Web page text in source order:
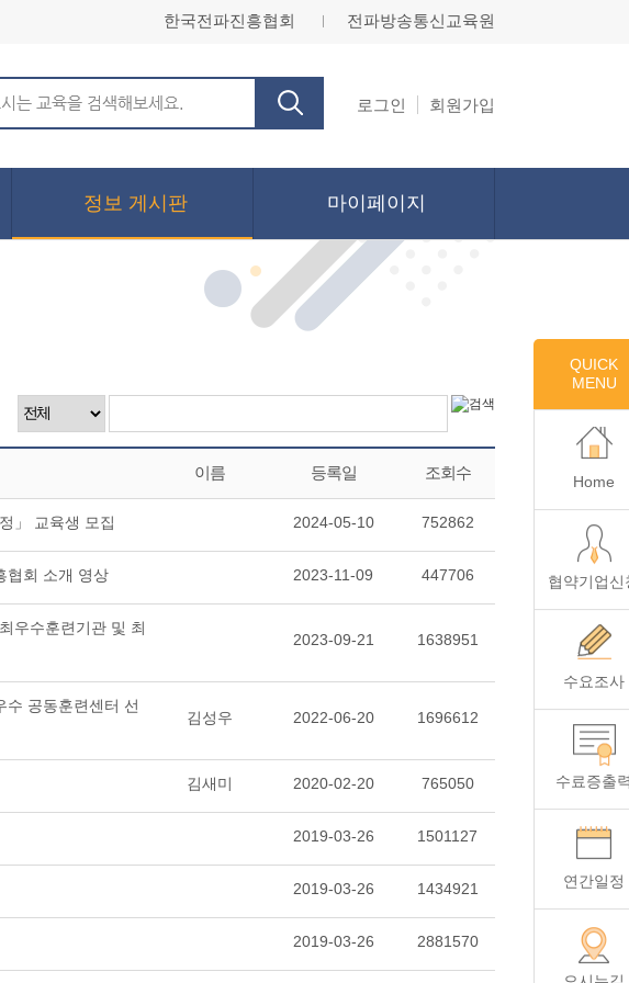
한국전파진흥협회 전파방송통신교육원
로그인 회원가입
QUICK
MENU
Home
협약기업신
수요조사
수료증출
연간일정
정보 게시판 마이페이지
이름 등록일 조회수
」 교육생 모집 2024-05-10 752862
협회 소개 영상 2023-11-09 447706
우수훈련기관 및 최
2023-09-21 1638951
수 공동훈련센터 선
김성우 2022-06-20 1696612
김새미 2020-02-20 765050
2019-03-26 1501127
2019-03-26 1434921
2019-03-26 2881570